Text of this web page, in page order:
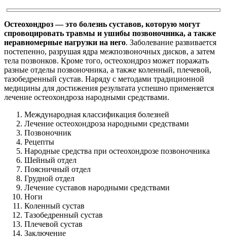
Остеохондроз — это болезнь суставов, которую могут
спровоцировать травмы и ушибы позвоночника, а также
неравномерные нагрузки на него. Заболевание развивается
постепенно, разрушая ядра межпозвоночных дисков, а затем
тела позвонков. Кроме того, остеохондроз может поражать
разные отделы позвоночника, а также коленный, плечевой,
тазобедренный сустав. Наряду с методами традиционной
медицины для достижения результата успешно применяется
лечение остеохондроза народными средствами.
Международная классификация болезней
Лечение остеохондроза народными средствами
Позвоночник
Рецепты
Народные средства при остеохондрозе позвоночника
Шейный отдел
Поясничный отдел
Грудной отдел
Лечение суставов народными средствами
Ноги
Коленный сустав
Тазобедренный сустав
Плечевой сустав
Заключение